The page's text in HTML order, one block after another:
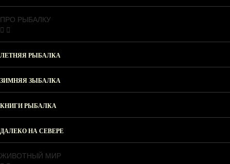
ПРО РЫБАЛКУ
ЛЕТНЯЯ РЫБАЛКА
ЗИМНЯЯ ЗЫБАЛКА
КНИГИ РЫБАЛКА
ДАЛЕКО НА СЕВЕРЕ
ЖИВОТНЫЙ МИР